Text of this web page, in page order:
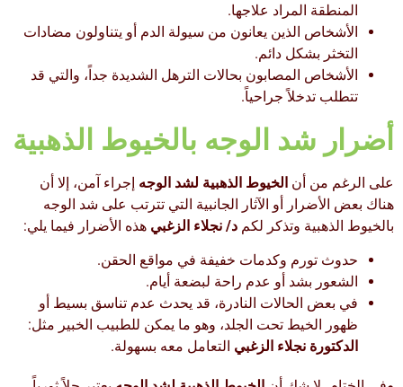
المنطقة المراد علاجها.
الأشخاص الذين يعانون من سيولة الدم أو يتناولون مضادات
التخثر بشكل دائم.
الأشخاص المصابون بحالات الترهل الشديدة جداً، والتي قد
تتطلب تدخلاً جراحياً.
أضرار شد الوجه بالخيوط الذهبية
على الرغم من أن الخيوط الذهبية لشد الوجه إجراء آمن، إلا أن
هناك بعض الأضرار أو الآثار الجانبية التي تترتب على شد الوجه
بالخيوط الذهبية وتذكر لكم د/ نجلاء الزغبي هذه الأضرار فيما يلي:
حدوث تورم وكدمات خفيفة في مواقع الحقن.
الشعور بشد أو عدم راحة لبضعة أيام.
في بعض الحالات النادرة، قد يحدث عدم تناسق بسيط أو
ظهور الخيط تحت الجلد، وهو ما يمكن للطبيب الخبير مثل:
الدكتورة نجلاء الزغبي التعامل معه بسهولة.